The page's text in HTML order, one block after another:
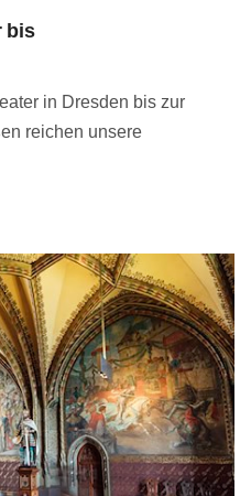
bis
in Dresden bis zur
reichen unsere